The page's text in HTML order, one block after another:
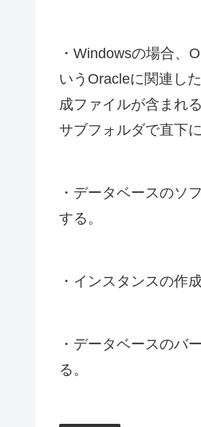
・Windowsの場合、
いうOracleに関連し
成ファイルが含まれ
サブフォルダで直下
・データベースのソ
する。
・インスタンスの作成
・データベースのバ
る。